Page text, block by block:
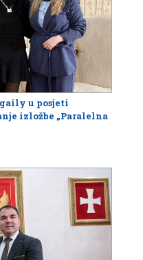
u posjeti
izložbe „Paralelna